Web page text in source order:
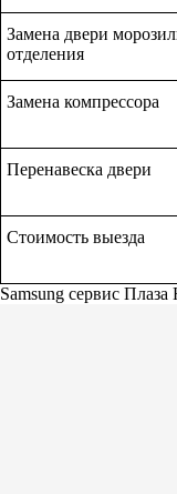
Замена двери
отделения
Замена компрессора
Перенавеска двери
Стоимость выезда
Samsung сервис